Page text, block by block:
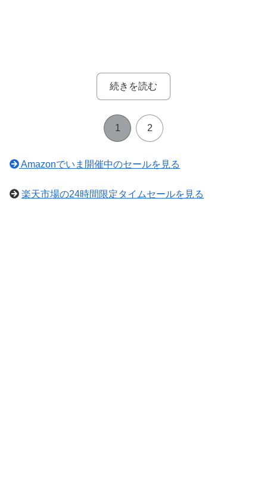
続きを読む
1 2
Amazonでいま開催中のセールを見る
楽天市場の24時間限定タイムセールを見る